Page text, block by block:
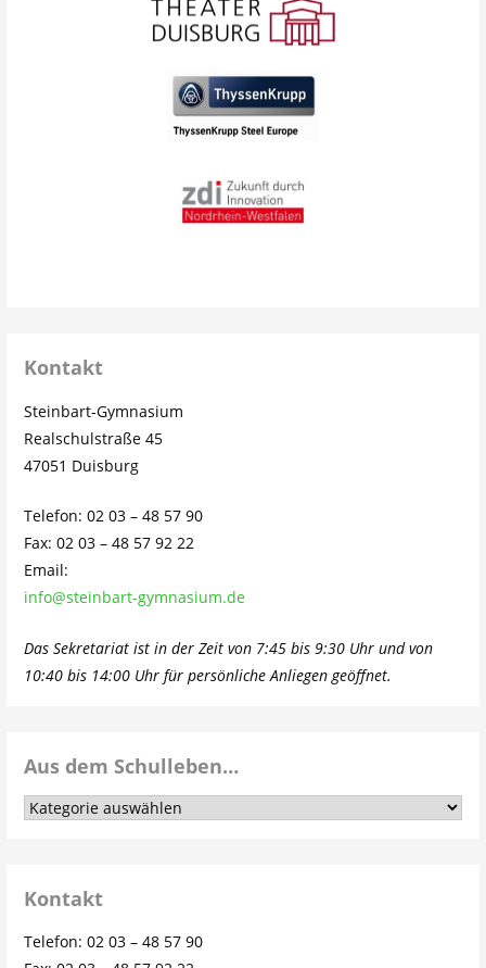
Kontakt
Steinbart-Gymnasium
Realschulstraße 45
47051 Duisburg
Telefon: 02 03 – 48 57 90
Fax: 02 03 – 48 57 92 22
Email:
info@steinbart-gymnasium.de
Das Sekretariat ist in der Zeit von 7:45 bis 9:30 Uhr und von
10:40 bis 14:00 Uhr für persönliche Anliegen geöffnet.
Aus dem Schulleben…
Aus
Kontakt
Telefon: 02 03 – 48 57 90